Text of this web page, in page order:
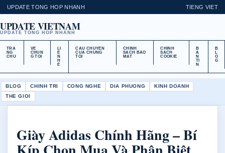
UPDATE TONG HOP NHANH TIENG VIET
UPDATE VIETNAM
UPDATE TONG HOP NHANH
TRA
NG
CHU
VE
CHUN
G TOI
LI
E
N
H
E
CAU CHUYEN
CUA CHUNG
TOI
CHINH
SACH BAO
MAT
CHINH
SACH
COOKIE
B
A
N
TI
N
B
L
O
G
BLOG CHINH TRI CONG NGHE DIA PHUONG
KINH DOANH
THE GIOI
Giày Adidas Chính Hãng – Bí